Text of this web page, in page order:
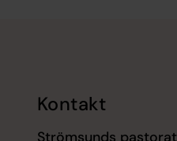
Kontakt
Strömsunds pastorat